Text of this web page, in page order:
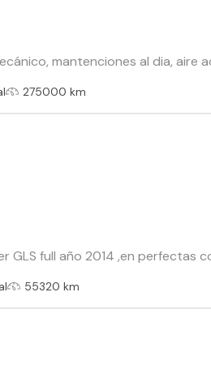
mantenciones al dia,
275000 km
GLS full año 2014 ,en
55320 km